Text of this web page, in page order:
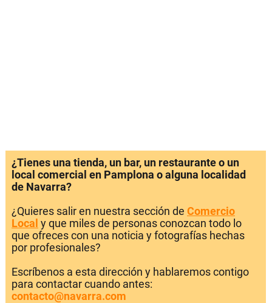
¿Tienes una tienda, un bar, un restaurante o un
local comercial en Pamplona o alguna localidad
de Navarra?
¿Quieres salir en nuestra sección de Comercio
Local y que miles de personas conozcan todo lo
que ofreces con una noticia y fotografías hechas
por profesionales?
Escríbenos a esta dirección y hablaremos contigo
para contactar cuando antes:
contacto@navarra.com